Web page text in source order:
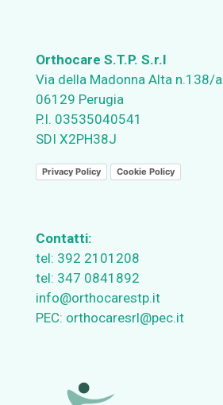
Orthocare S.T.P. S.r.l
Via della Madonna Alta n.138/a
06129 Perugia
P.I. 03535040541
SDI X2PH38J
Privacy Policy Cookie Policy
Contatti:
tel: 392 2101208
tel: 347 0841892
info@orthocarestp.it
PEC: orthocaresrl@pec.it